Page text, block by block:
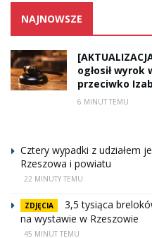
NAJNOWSZE
ogłosił wyrok
przeciwko
6 MINUT TEMU
Cztery wypadki z udziałem
Rzeszowa i powiatu
22 MINUTY TEMU
ZDJĘCIA
3,5 tysiąca
na wystawie w Rzeszowie
45 MINUT TEMU